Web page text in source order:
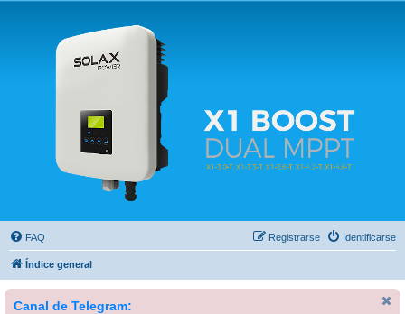
Solax FAQ
Lugar para intercambiar dudas sobre inversores solares Solax y temas relacionados.
FAQ Identificarse
Registrarse
Índice general
Canal de Telegram: